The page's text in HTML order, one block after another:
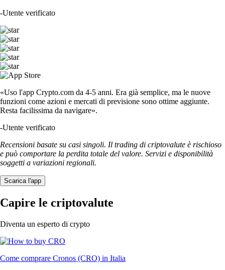
-Utente verificato
«Uso l'app Crypto.com da 4-5 anni. Era già semplice, ma le nuove
funzioni come azioni e mercati di previsione sono ottime aggiunte.
Resta facilissima da navigare».
-Utente verificato
Recensioni basate su casi singoli. Il trading di criptovalute è rischioso
e può comportare la perdita totale del valore. Servizi e disponibilità
soggetti a variazioni regionali.
Scarica l'app
Capire le criptovalute
Diventa un esperto di crypto
Come comprare Cronos (CRO) in Italia